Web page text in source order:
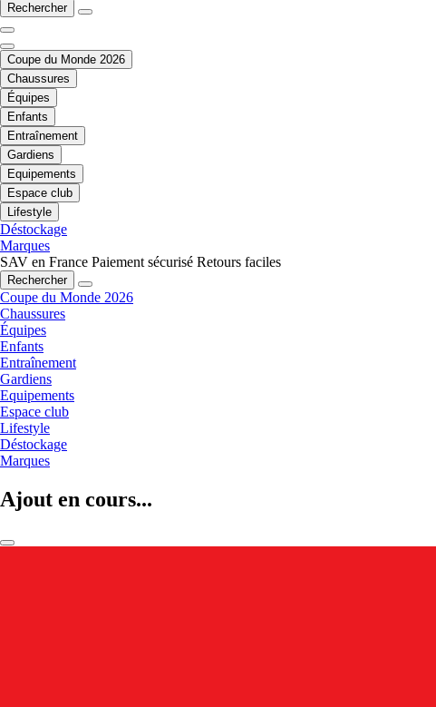
Rechercher
Coupe du Monde 2026
Chaussures
Équipes
Enfants
Entraînement
Gardiens
Equipements
Espace club
Lifestyle
Déstockage
Marques
SAV en France Paiement sécurisé Retours faciles
Rechercher
Coupe du Monde 2026
Chaussures
Équipes
Enfants
Entraînement
Gardiens
Equipements
Espace club
Lifestyle
Déstockage
Marques
Ajout en cours...